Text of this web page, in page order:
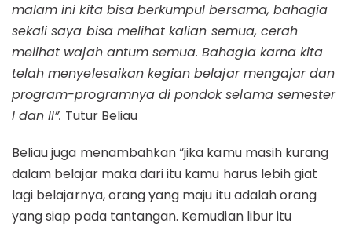
malam ini kita bisa berkumpul bersama, bahagia
sekali saya bisa melihat kalian semua, cerah
melihat wajah antum semua. Bahagia karna kita
telah menyelesaikan kegian belajar mengajar dan
program-programnya di pondok selama semester
I dan II”. Tutur Beliau
Beliau juga menambahkan “jika kamu masih kurang
dalam belajar maka dari itu kamu harus lebih giat
lagi belajarnya, orang yang maju itu adalah orang
yang siap pada tantangan. Kemudian libur itu